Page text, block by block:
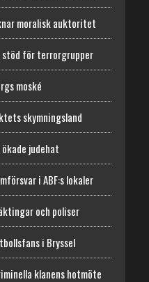
moralisk auktoritet
stöd för terrorgrupper
moské
skymningsland
judehat
i ABF:s lokaler
och poliser
i Bryssel
klanens hotmöte